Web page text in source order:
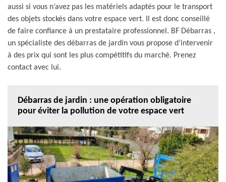
aussi si vous n’avez pas les matériels adaptés pour le transport
des objets stockés dans votre espace vert. Il est donc conseillé
de faire confiance à un prestataire professionnel. BF Débarras ,
un spécialiste des débarras de jardin vous propose d’intervenir
à des prix qui sont les plus compétitifs du marché. Prenez
contact avec lui.
Débarras de jardin : une opération obligatoire
pour éviter la pollution de votre espace vert